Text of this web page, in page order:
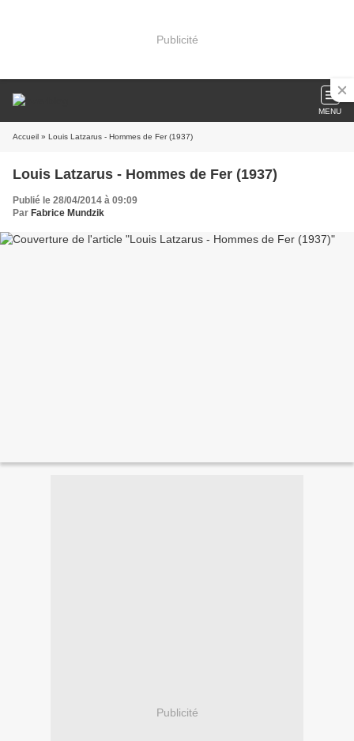
Publicité
MENU
Accueil » Louis Latzarus - Hommes de Fer (1937)
Louis Latzarus - Hommes de Fer (1937)
Publié le 28/04/2014 à 09:09
Par Fabrice Mundzik
Publicité